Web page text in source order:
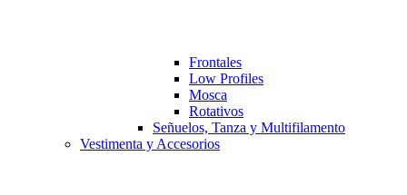
Frontales
Low Profiles
Mosca
Rotativos
Señuelos, Tanza y Multifilamento
Vestimenta y Accesorios